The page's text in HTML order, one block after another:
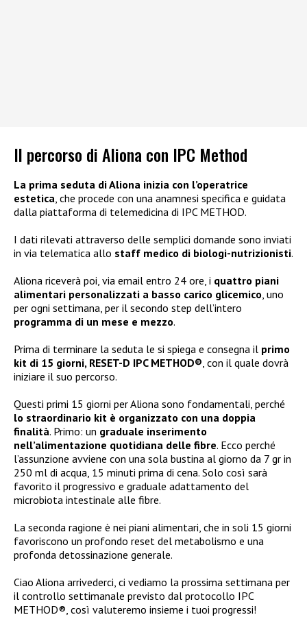
Il percorso di Aliona con IPC Method
La prima seduta di Aliona inizia con l’operatrice
estetica, che procede con una anamnesi specifica e guidata
dalla piattaforma di telemedicina di IPC METHOD.
I dati rilevati attraverso delle semplici domande sono inviati
in via telematica allo staff medico di biologi-nutrizionisti.
Aliona riceverà poi, via email entro 24 ore, i quattro piani
alimentari personalizzati a basso carico glicemico, uno
per ogni settimana, per il secondo step dell’intero
programma di un mese e mezzo.
Prima di terminare la seduta le si spiega e consegna il primo
kit di 15 giorni, RESET-D IPC METHOD®, con il quale dovrà
iniziare il suo percorso.
Questi primi 15 giorni per Aliona sono fondamentali, perché
lo straordinario kit è organizzato con una doppia
finalità. Primo: un graduale inserimento
nell’alimentazione quotidiana delle fibre. Ecco perché
l’assunzione avviene con una sola bustina al giorno da 7 gr in
250 ml di acqua, 15 minuti prima di cena. Solo così sarà
favorito il progressivo e graduale adattamento del
microbiota intestinale alle fibre.
La seconda ragione è nei piani alimentari, che in soli 15 giorni
favoriscono un profondo reset del metabolismo e una
profonda detossinazione generale.
Ciao Aliona arrivederci, ci vediamo la prossima settimana per
il controllo settimanale previsto dal protocollo IPC
METHOD®, così valuteremo insieme i tuoi progressi!